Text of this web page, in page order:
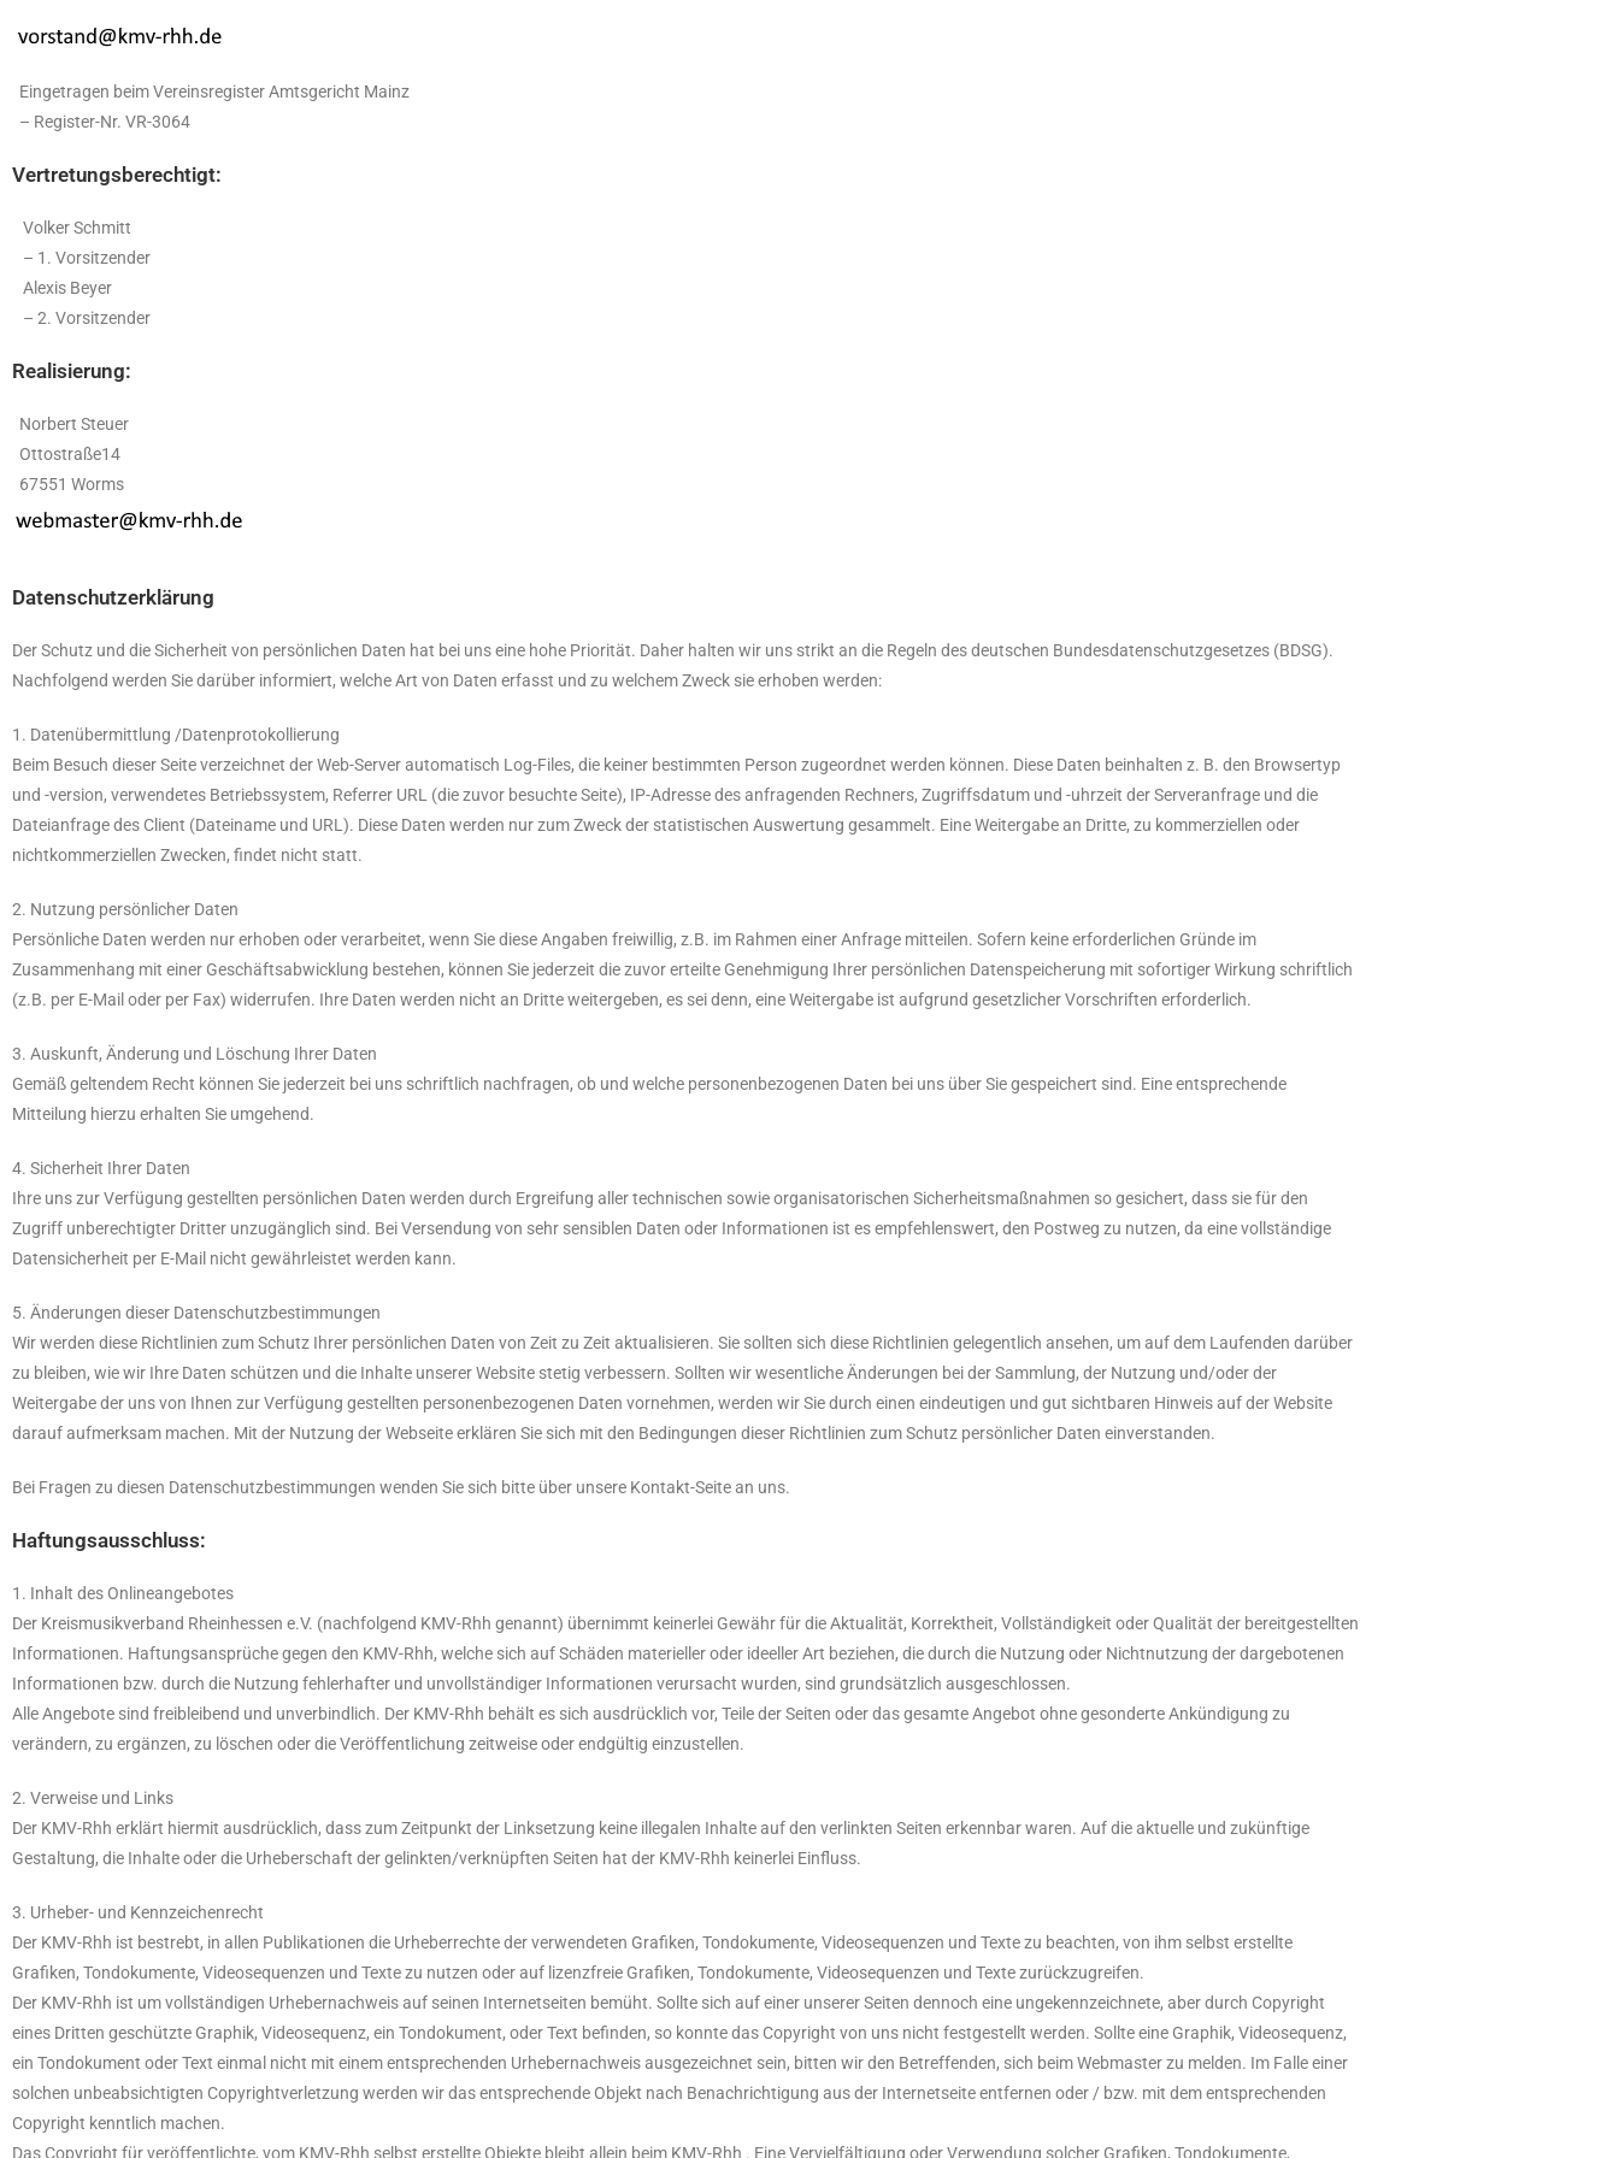
Eingetragen beim Vereinsregister Amtsgericht Mainz
– Register-Nr. VR-3064
Vertretungsberechtigt:
Volker Schmitt
– 1. Vorsitzender
Alexis Beyer
– 2. Vorsitzender
Realisierung:
Norbert Steuer
Ottostraße14
67551 Worms
Datenschutzerklärung
Der Schutz und die Sicherheit von persönlichen Daten hat bei uns eine hohe Priorität. Daher halten wir uns strikt an die Regeln des deutschen Bundesdatenschutzgesetzes (BDSG).
Nachfolgend werden Sie darüber informiert, welche Art von Daten erfasst und zu welchem Zweck sie erhoben werden:
1. Datenübermittlung /Datenprotokollierung
Beim Besuch dieser Seite verzeichnet der Web-Server automatisch Log-Files, die keiner bestimmten Person zugeordnet werden können. Diese Daten beinhalten z. B. den Browsertyp
und -version, verwendetes Betriebssystem, Referrer URL (die zuvor besuchte Seite), IP-Adresse des anfragenden Rechners, Zugriffsdatum und -uhrzeit der Serveranfrage und die
Dateianfrage des Client (Dateiname und URL). Diese Daten werden nur zum Zweck der statistischen Auswertung gesammelt. Eine Weitergabe an Dritte, zu kommerziellen oder
nichtkommerziellen Zwecken, findet nicht statt.
2. Nutzung persönlicher Daten
Persönliche Daten werden nur erhoben oder verarbeitet, wenn Sie diese Angaben freiwillig, z.B. im Rahmen einer Anfrage mitteilen. Sofern keine erforderlichen Gründe im
Zusammenhang mit einer Geschäftsabwicklung bestehen, können Sie jederzeit die zuvor erteilte Genehmigung Ihrer persönlichen Datenspeicherung mit sofortiger Wirkung schriftlich
(z.B. per E-Mail oder per Fax) widerrufen. Ihre Daten werden nicht an Dritte weitergeben, es sei denn, eine Weitergabe ist aufgrund gesetzlicher Vorschriften erforderlich.
3. Auskunft, Änderung und Löschung Ihrer Daten
Gemäß geltendem Recht können Sie jederzeit bei uns schriftlich nachfragen, ob und welche personenbezogenen Daten bei uns über Sie gespeichert sind. Eine entsprechende
Mitteilung hierzu erhalten Sie umgehend.
4. Sicherheit Ihrer Daten
Ihre uns zur Verfügung gestellten persönlichen Daten werden durch Ergreifung aller technischen sowie organisatorischen Sicherheitsmaßnahmen so gesichert, dass sie für den
Zugriff unberechtigter Dritter unzugänglich sind. Bei Versendung von sehr sensiblen Daten oder Informationen ist es empfehlenswert, den Postweg zu nutzen, da eine vollständige
Datensicherheit per E-Mail nicht gewährleistet werden kann.
5. Änderungen dieser Datenschutzbestimmungen
Wir werden diese Richtlinien zum Schutz Ihrer persönlichen Daten von Zeit zu Zeit aktualisieren. Sie sollten sich diese Richtlinien gelegentlich ansehen, um auf dem Laufenden darüber
zu bleiben, wie wir Ihre Daten schützen und die Inhalte unserer Website stetig verbessern. Sollten wir wesentliche Änderungen bei der Sammlung, der Nutzung und/oder der
Weitergabe der uns von Ihnen zur Verfügung gestellten personenbezogenen Daten vornehmen, werden wir Sie durch einen eindeutigen und gut sichtbaren Hinweis auf der Website
darauf aufmerksam machen. Mit der Nutzung der Webseite erklären Sie sich mit den Bedingungen dieser Richtlinien zum Schutz persönlicher Daten einverstanden.
Bei Fragen zu diesen Datenschutzbestimmungen wenden Sie sich bitte über unsere Kontakt-Seite an uns.
Haftungsausschluss:
1. Inhalt des Onlineangebotes
Der Kreismusikverband Rheinhessen e.V. (nachfolgend KMV-Rhh genannt) übernimmt keinerlei Gewähr für die Aktualität, Korrektheit, Vollständigkeit oder Qualität der bereitgestellten
Informationen. Haftungsansprüche gegen den KMV-Rhh, welche sich auf Schäden materieller oder ideeller Art beziehen, die durch die Nutzung oder Nichtnutzung der dargebotenen
Informationen bzw. durch die Nutzung fehlerhafter und unvollständiger Informationen verursacht wurden, sind grundsätzlich ausgeschlossen.
Alle Angebote sind freibleibend und unverbindlich. Der KMV-Rhh behält es sich ausdrücklich vor, Teile der Seiten oder das gesamte Angebot ohne gesonderte Ankündigung zu
verändern, zu ergänzen, zu löschen oder die Veröffentlichung zeitweise oder endgültig einzustellen.
2. Verweise und Links
Der KMV-Rhh erklärt hiermit ausdrücklich, dass zum Zeitpunkt der Linksetzung keine illegalen Inhalte auf den verlinkten Seiten erkennbar waren. Auf die aktuelle und zukünftige
Gestaltung, die Inhalte oder die Urheberschaft der gelinkten/verknüpften Seiten hat der KMV-Rhh keinerlei Einfluss.
3. Urheber- und Kennzeichenrecht
Der KMV-Rhh ist bestrebt, in allen Publikationen die Urheberrechte der verwendeten Grafiken, Tondokumente, Videosequenzen und Texte zu beachten, von ihm selbst erstellte
Grafiken, Tondokumente, Videosequenzen und Texte zu nutzen oder auf lizenzfreie Grafiken, Tondokumente, Videosequenzen und Texte zurückzugreifen.
Der KMV-Rhh ist um vollständigen Urhebernachweis auf seinen Internetseiten bemüht. Sollte sich auf einer unserer Seiten dennoch eine ungekennzeichnete, aber durch Copyright
eines Dritten geschützte Graphik, Videosequenz, ein Tondokument, oder Text befinden, so konnte das Copyright von uns nicht festgestellt werden. Sollte eine Graphik, Videosequenz,
ein Tondokument oder Text einmal nicht mit einem entsprechenden Urhebernachweis ausgezeichnet sein, bitten wir den Betreffenden, sich beim Webmaster zu melden. Im Falle einer
solchen unbeabsichtigten Copyrightverletzung werden wir das entsprechende Objekt nach Benachrichtigung aus der Internetseite entfernen oder / bzw. mit dem entsprechenden
Copyright kenntlich machen.
Das Copyright für veröffentlichte, vom KMV-Rhh selbst erstellte Objekte bleibt allein beim KMV-Rhh . Eine Vervielfältigung oder Verwendung solcher Grafiken, Tondokumente,